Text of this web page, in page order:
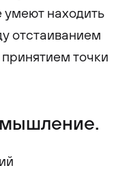
находить
отстаиванием
точки